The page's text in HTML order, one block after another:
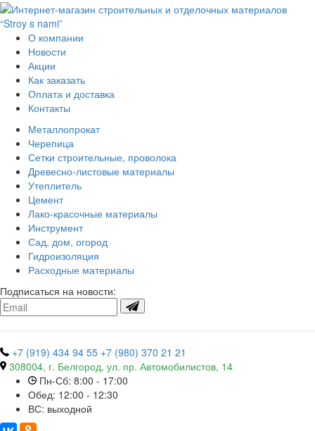
О компании
Новости
Акции
Как заказать
Оплата и доставка
Контакты
Металлопрокат
Черепица
Сетки строительные, проволока
Древесно-листовые материалы
Утеплитель
Цемент
Лако-красочные материалы
Инструмент
Сад, дом, огород
Гидроизоляция
Расходные материалы
Подписаться на новости:
+7 (919) 434 94 55 +7 (980) 370 21 21
308004, г. Белгород, ул. пр. Автомобилистов, 14
Пн-Сб: 8:00 - 17:00
Обед: 12:00 - 12:30
ВС: выходной